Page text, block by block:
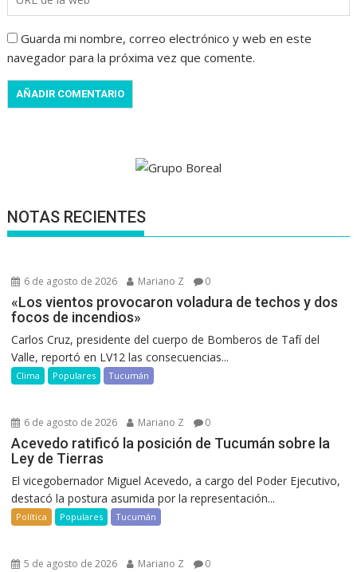
Guarda mi nombre, correo electrónico y web en este
navegador para la próxima vez que comente.
NOTAS RECIENTES
6 de agosto de 2026 Mariano Z 0
«Los vientos provocaron voladura de techos y dos
focos de incendios»
Carlos Cruz, presidente del cuerpo de Bomberos de Tafí del
Valle, reportó en LV12 las consecuencias...
Clima Populares Tucumán
6 de agosto de 2026 Mariano Z 0
Acevedo ratificó la posición de Tucumán sobre la
Ley de Tierras
El vicegobernador Miguel Acevedo, a cargo del Poder Ejecutivo,
destacó la postura asumida por la representación...
Política Populares Tucumán
5 de agosto de 2026 Mariano Z 0